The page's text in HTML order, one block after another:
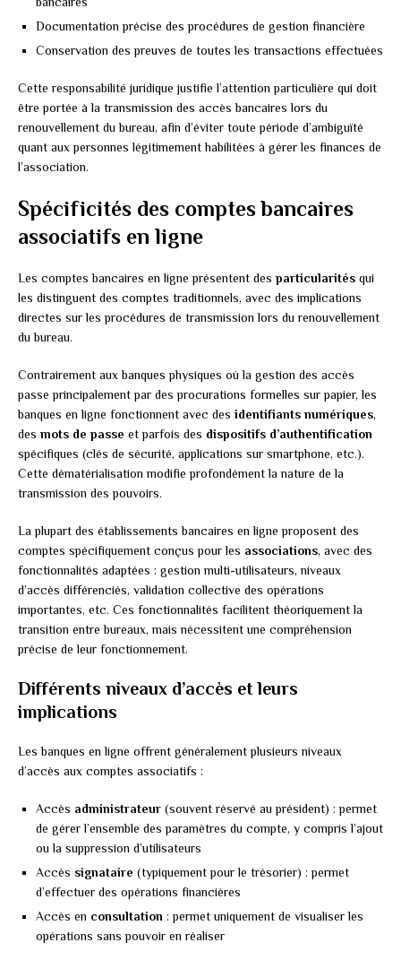
Documentation précise des procédures de gestion financière
Conservation des preuves de toutes les transactions effectuées
Cette responsabilité juridique justifie l’attention particulière qui doit
être portée à la transmission des accès bancaires lors du
renouvellement du bureau, afin d’éviter toute période d’ambiguïté
quant aux personnes légitimement habilitées à gérer les finances de
l’association.
Spécificités des comptes bancaires
associatifs en ligne
Les comptes bancaires en ligne présentent des particularités qui
les distinguent des comptes traditionnels, avec des implications
directes sur les procédures de transmission lors du renouvellement
du bureau.
Contrairement aux banques physiques où la gestion des accès
passe principalement par des procurations formelles sur papier, les
banques en ligne fonctionnent avec des identifiants numériques,
des mots de passe et parfois des dispositifs d’authentification
spécifiques (clés de sécurité, applications sur smartphone, etc.).
Cette dématérialisation modifie profondément la nature de la
transmission des pouvoirs.
La plupart des établissements bancaires en ligne proposent des
comptes spécifiquement conçus pour les associations, avec des
fonctionnalités adaptées : gestion multi-utilisateurs, niveaux
d’accès différenciés, validation collective des opérations
importantes, etc. Ces fonctionnalités facilitent théoriquement la
transition entre bureaux, mais nécessitent une compréhension
précise de leur fonctionnement.
Différents niveaux d’accès et leurs
implications
Les banques en ligne offrent généralement plusieurs niveaux
d’accès aux comptes associatifs :
Accès administrateur (souvent réservé au président) : permet
de gérer l’ensemble des paramètres du compte, y compris l’ajout
ou la suppression d’utilisateurs
Accès signataire (typiquement pour le trésorier) : permet
d’effectuer des opérations financières
Accès en consultation : permet uniquement de visualiser les
opérations sans pouvoir en réaliser